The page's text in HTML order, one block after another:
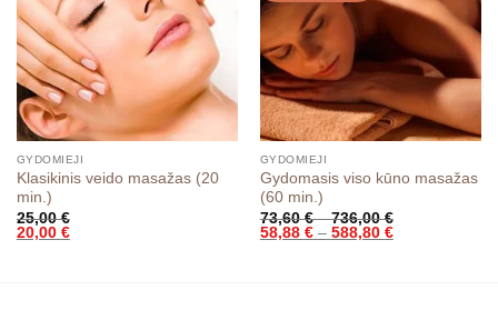
GYDOMIEJI
Klasikinis veido masažas (20
min.)
25,00€
20,00 €
GYDOMIEJI
Gydomasis viso kūno masažas
(60 min.)
73,60€ – 736,00€Price
range:
58,88 € – 588,80 €Price